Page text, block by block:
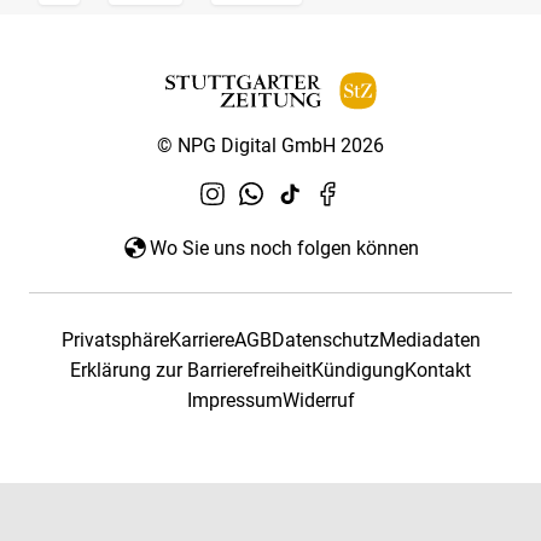
© NPG Digital GmbH 2026
Wo Sie uns noch folgen können
PrivatsphäreKarriereAGBDatenschutzMediadaten
Erklärung zur BarrierefreiheitKündigungKontakt
ImpressumWiderruf